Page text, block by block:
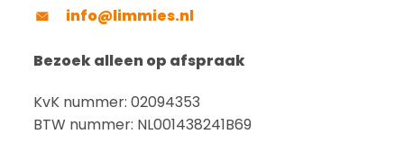
info@limmies.nl
Bezoek alleen op afspraak
KvK nummer: 02094353
BTW nummer: NL001438241B69